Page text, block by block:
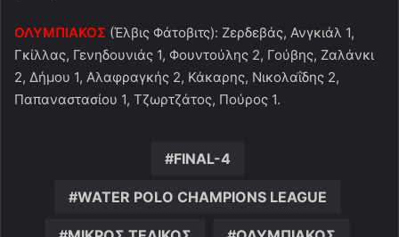
ΟΛΥΜΠΙΑΚΟΣ (Έλβις Φάτοβιτς): Ζερδεβάς, Ανγκιάλ 1,
Γκίλλας, Γενηδουνιάς 1, Φουντούλης 2, Γούβης, Ζαλάνκι
2, Δήμου 1, Αλαφραγκής 2, Κάκαρης, Νικολαΐδης 2,
Παπαναστασίου 1, Τζωρτζάτος, Πούρος 1.
FINAL-4
WATER POLO CHAMPIONS LEAGUE